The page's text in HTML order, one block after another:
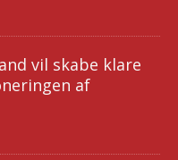
vil skabe klare
af